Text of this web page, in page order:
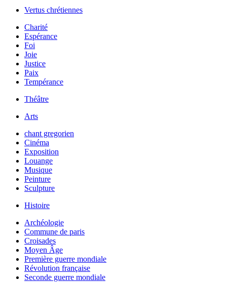
Vertus chrétiennes
Charité
Espérance
Foi
Joie
Justice
Paix
Tempérance
Théâtre
Arts
chant gregorien
Cinéma
Exposition
Louange
Musique
Peinture
Sculpture
Histoire
Archéologie
Commune de paris
Croisades
Moyen Âge
Première guerre mondiale
Révolution française
Seconde guerre mondiale